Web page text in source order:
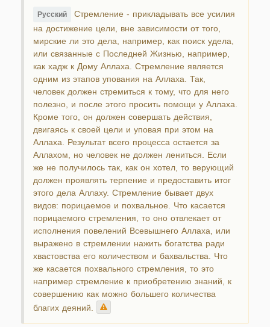
Русский Стремление - прикладывать все усилия
на достижение цели, вне зависимости от того,
мирские ли это дела, например, как поиск удела,
или связанные с Последней Жизнью, например,
как хадж к Дому Аллаха. Стремление является
одним из этапов упования на Аллаха. Так,
человек должен стремиться к тому, что для него
полезно, и после этого просить помощи у Аллаха.
Кроме того, он должен совершать действия,
двигаясь к своей цели и уповая при этом на
Аллаха. Результат всего процесса остается за
Аллахом, но человек не должен лениться. Если
же не получилось так, как он хотел, то верующий
должен проявлять терпение и предоставить итог
этого дела Аллаху. Стремление бывает двух
видов: порицаемое и похвальное. Что касается
порицаемого стремления, то оно отвлекает от
исполнения повелений Всевышнего Аллаха, или
выражено в стремлении нажить богатства ради
хвастовства его количеством и бахвальства. Что
же касается похвального стремления, то это
например стремление к приобретению знаний, к
совершению как можно большего количества
благих деяний.